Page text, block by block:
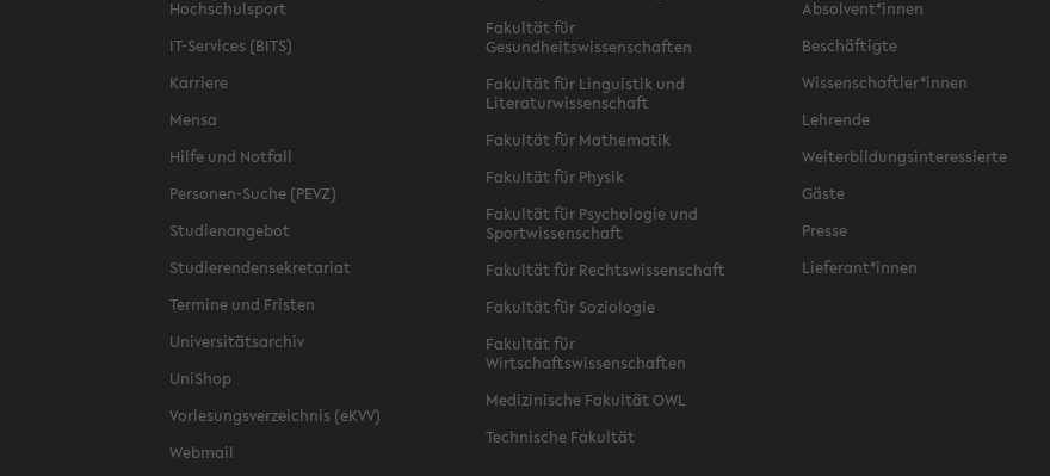
Hochschulsport
IT-Services (BITS)
Karriere
Mensa
Hilfe und Notfall
Personen-Suche (PEVZ)
Studienangebot
Studierendensekretariat
Termine und Fristen
Universitätsarchiv
UniShop
Vorlesungsverzeichnis (eKVV)
Webmail
Fakultät für
Gesundheitswissenschaften
Fakultät für Linguistik und
Literaturwissenschaft
Fakultät für Mathematik
Fakultät für Physik
Fakultät für Psychologie und
Sportwissenschaft
Fakultät für Rechtswissenschaft
Fakultät für Soziologie
Fakultät für
Wirtschaftswissenschaften
Medizinische Fakultät OWL
Technische Fakultät
Absolvent*innen
Beschäftigte
Wissenschaftler*innen
Lehrende
Weiterbildungsinteressierte
Gäste
Presse
Lieferant*innen